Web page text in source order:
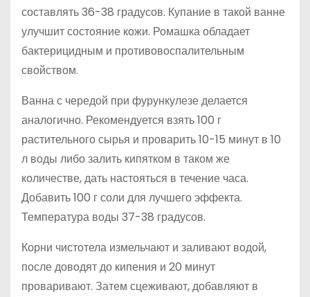
составлять 36-38 градусов. Купание в такой ванне
улучшит состояние кожи. Ромашка обладает
бактерицидным и противовоспалительным
свойством.
Ванна с чередой при фурункулезе делается
аналогично. Рекомендуется взять 100 г
растительного сырья и проварить 10-15 минут в 10
л воды либо залить кипятком в таком же
количестве, дать настояться в течение часа.
Добавить 100 г соли для лучшего эффекта.
Температура воды 37-38 градусов.
Корни чистотела измельчают и заливают водой,
после доводят до кипения и 20 минут
проваривают. Затем сцеживают, добавляют в